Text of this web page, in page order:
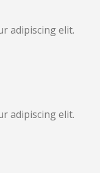
adipiscing elit.
adipiscing elit.